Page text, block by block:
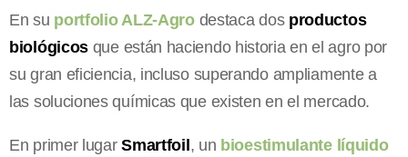
En su portfolio ALZ-Agrodestaca dos productos
biológicos que están haciendo historia en el agro por
su gran eficiencia, incluso superando ampliamente a
las soluciones químicas que existen en el mercado.
En primer lugarSmartfoil, un bioestimulante líquido